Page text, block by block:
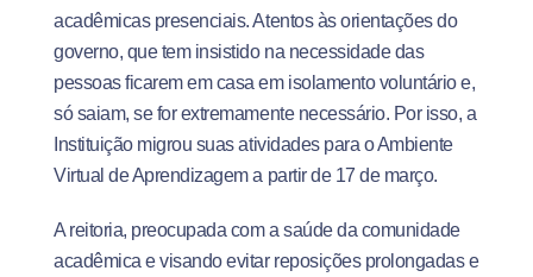
acadêmicas presenciais. Atentos às orientações do
governo, que tem insistido na necessidade das
pessoas ficarem em casa em isolamento voluntário e,
só saiam, se for extremamente necessário. Por isso, a
Instituição migrou suas atividades para o Ambiente
Virtual de Aprendizagem a partir de 17 de março.
A reitoria, preocupada com a saúde da comunidade
acadêmica e visando evitar reposições prolongadas e